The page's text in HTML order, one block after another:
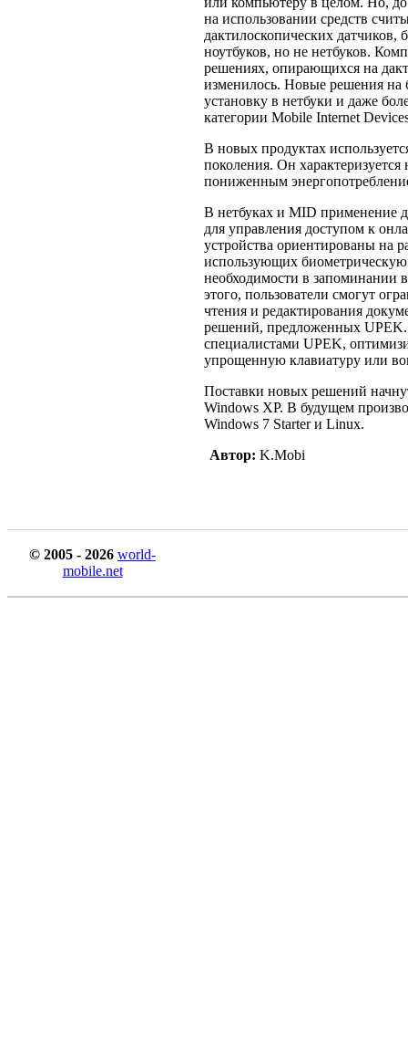
на использовании средств
дактилоскопических
ноутбуков, но не нетбуков.
решениях, опирающихся на
изменилось. Новые решения на
установку в нетбуки и даже
категории Mobile Internet
В новых продуктах
поколения. Он
пониженным
В нетбуках и MID применение
для управления доступом к
устройства ориентированы на
использующих
необходимости в
этого, пользователи смогут
чтения и редактирования
решений, предложенных UPEK.
специалистами UPEK,
упрощенную клавиатуру или
Поставки новых решений
Windows XP. В будущем
Windows 7 Starter и Linux.
Автор: K.Mobi
© 2005 - 2026 world-
mobile.net